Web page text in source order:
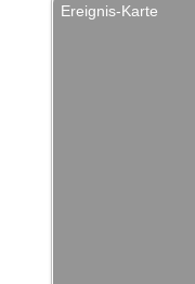
Ereignis-Karte